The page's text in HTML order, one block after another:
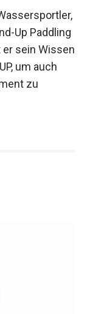
Up Paddling
sein Wissen
um auch
zu